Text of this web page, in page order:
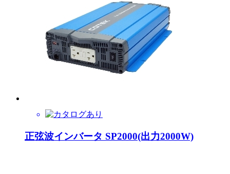
正弦波インバータ SP2000(出力2000W)